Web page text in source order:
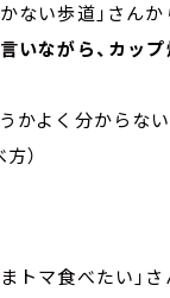
ない歩道」さん
いながら、カッ
かよく分からな
）
トマ食べたい」